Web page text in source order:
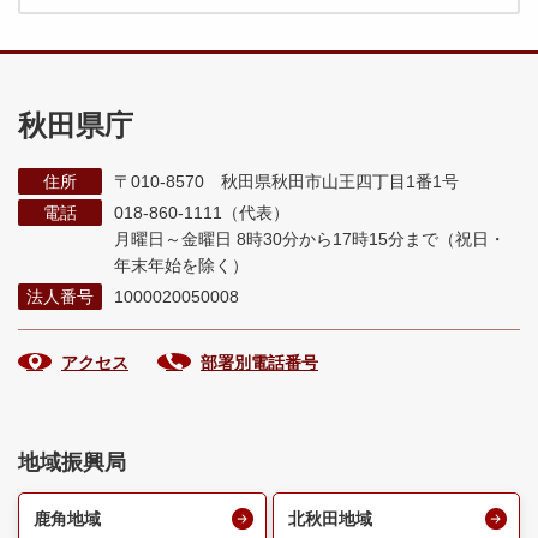
秋田県庁
住所
〒010-8570 秋田県秋田市山王四丁目1番1号
電話
018-860-1111（代表）
月曜日～金曜日 8時30分から17時15分まで （祝日・
年末年始を除く）
法人番号
1000020050008
アクセス 部署別電話番号
地域振興局
鹿角地域 北秋田地域